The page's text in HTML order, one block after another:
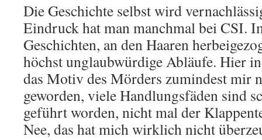
Die Geschichte selbst wird
Eindruck hat man manchmal bei CSI.
Geschichten, an den Haaren
höchst unglaubwürdige Abläufe. Hier
das Motiv des Mörders zumindest mir
geworden, viele Handlungsfäden sind
geführt worden, nicht mal der
Nee, das hat mich wirklich nicht